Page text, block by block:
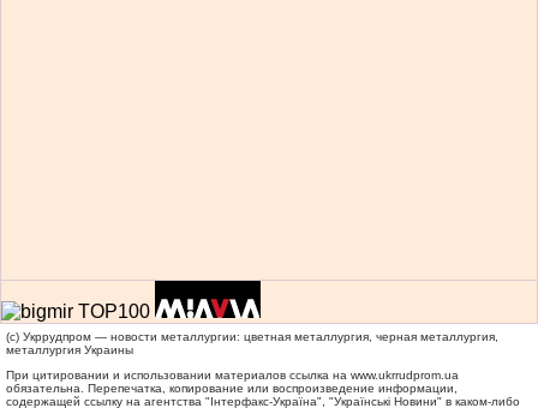
(c) Укррудпром — новости металлургии: цветная металлургия, черная металлургия,
металлургия Украины
При цитировании и использовании материалов ссылка на www.ukrrudprom.ua
обязательна. Перепечатка, копирование или воспроизведение информации,
содержащей ссылку на агентства "Iнтерфакс-Україна", "Українськi Новини" в каком-либо